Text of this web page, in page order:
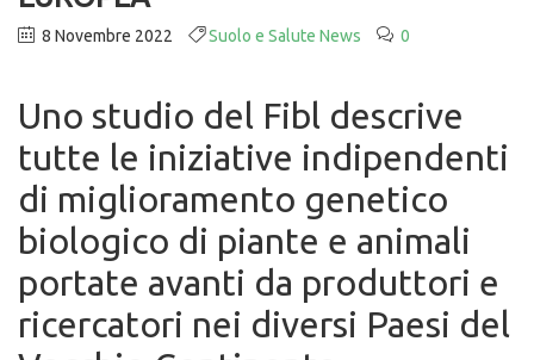
8 Novembre 2022 Suolo e Salute News 0
Uno studio del Fibl descrive
tutte le iniziative indipendenti
di miglioramento genetico
biologico di piante e animali
portate avanti da produttori e
ricercatori nei diversi Paesi del